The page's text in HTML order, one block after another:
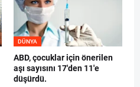
DÜNYA
ABD, çocuklar için önerilen
aşı sayısını 17'den 11'e
düşürdü.